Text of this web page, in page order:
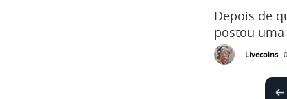
Depois de
postou
Livecoins